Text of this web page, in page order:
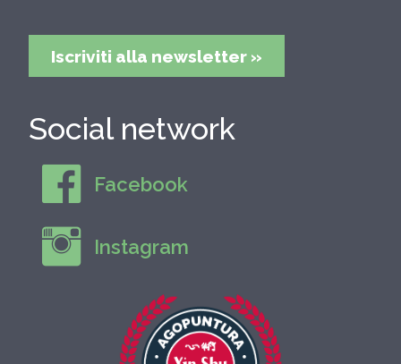
Iscriviti alla newsletter »
Social network
Facebook
Instagram